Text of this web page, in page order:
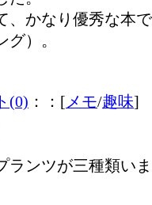
、かなり優秀な本
グ）。
(0) ：：[メモ/趣味]
ランツが三種類い